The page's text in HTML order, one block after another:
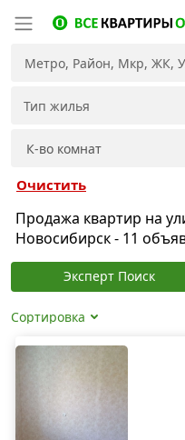
Очистить
Продажа квартир на
Новосибирск - 11
Эксперт Поиск
Сортировка